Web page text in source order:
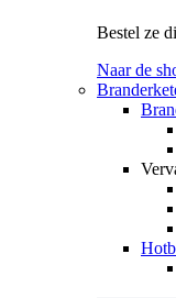
Bestel ze
Naar de